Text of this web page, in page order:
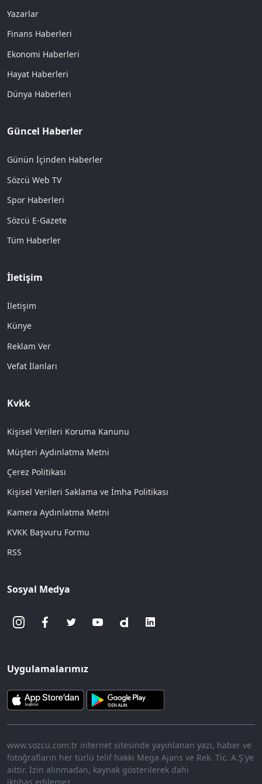
Yazarlar
Finans Haberleri
Ekonomi Haberleri
Hayat Haberleri
Dünya Haberleri
Güncel Haberler
Günün İçinden Haberler
Sözcü Web TV
Spor Haberleri
Sözcü E-Gazete
Tüm Haberler
İletişim
İletişim
Künye
Reklam Ver
Vefat İlanları
Kvkk
Kişisel Verileri Koruma Kanunu
Müşteri Aydınlatma Metni
Çerez Politikası
Kişisel Verileri Saklama ve İmha Politikası
Kamera Aydınlatma Metni
KVKK Başvuru Formu
RSS
Sosyal Medya
Uygulamalarımız
www.sozcu.com.tr internet sitesinde yayınlanan yazı, haber ve
fotoğrafların her türlü telif hakkı Mega Ajans ve Rek. Tic. A.Ş'ye
aittir. İzin alınmadan, kaynak gösterilerek dahi